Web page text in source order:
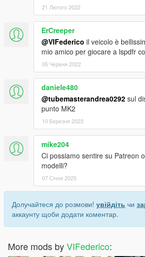
21 Лютого 2022
ErCreeper
@VIFederico il veicolo è
mio amico per giocare a lspdfr
05 Червня 2022
daniele480
@tubemasterandrea0292 sul
punto MK2
10 Березня 2023
mike204
Ci possiamo sentire su Patreon
modelli?
07 Січня 2025
Долучайтеся до розмови! увійдіть чи
аккаунту щоби додати коментар.
More mods byVIFederico: